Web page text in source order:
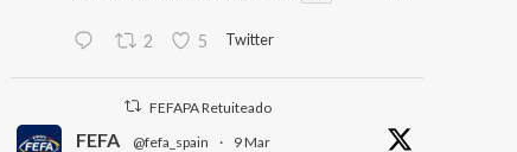
2 5 Twitter
FEFAPA Retuiteado
FEFA @fefa_spain · 9 Mar